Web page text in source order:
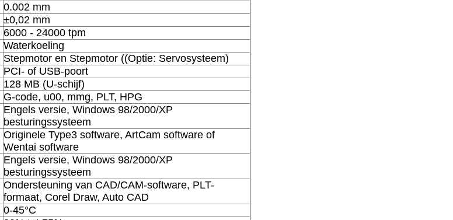
0.002 mm
±0,02 mm
6000 - 24000 tpm
Waterkoeling
Stepmotor en Stepmotor ((Optie: Servosysteem)
PCI- of USB-poort
128 MB (U-schijf)
G-code, u00, mmg, PLT, HPG
Engels versie, Windows 98/2000/XP
besturingssysteem
Originele Type3 software, ArtCam software of
Wentai software
Engels versie, Windows 98/2000/XP
besturingssysteem
Ondersteuning van CAD/CAM-software, PLT-
formaat, Corel Draw, Auto CAD
0-45°C